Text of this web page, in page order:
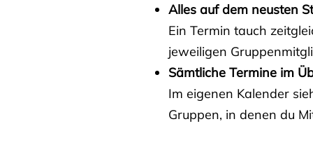
Alles auf dem neusten
Ein Termin tauch
jeweiligen
Sämtliche Termine im
Im eigenen Kalender
Gruppen, in denen du